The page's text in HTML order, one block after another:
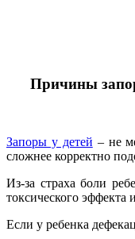
Причины
Запоры у детей – не
сложнее корректно
Из-за страха боли
токсического эффекта
Если у ребенка